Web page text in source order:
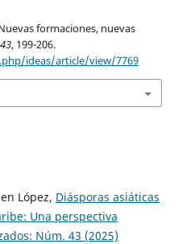
formaciones, nuevas
43, 199-206.
ideas/article/view/7769
López, Diásporas asiáticas
Una perspectiva
Núm. 43 (2025)